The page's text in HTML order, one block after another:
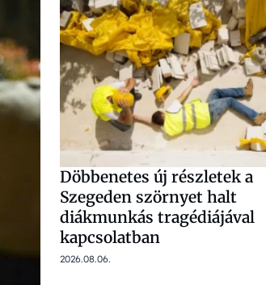
Döbbenetes új részletek a
Szegeden szörnyet halt
diákmunkás tragédiájával
kapcsolatban
2026.08.06.